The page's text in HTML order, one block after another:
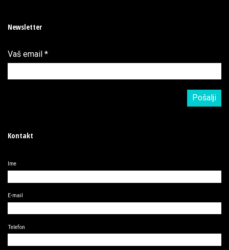
Newsletter
Vaš email *
Kontakt
Ime
E-mail
Telefon